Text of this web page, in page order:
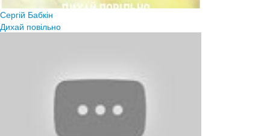
Сергій Бабкін
Дихай повільно